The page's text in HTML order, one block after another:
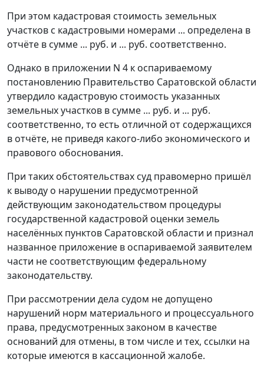
При этом кадастровая стоимость земельных
участков с кадастровыми номерами ... определена в
отчёте в сумме ... руб. и ... руб. соответственно.
Однако в приложении N 4 к оспариваемому
постановлению Правительство Саратовской области
утвердило кадастровую стоимость указанных
земельных участков в сумме ... руб. и ... руб.
соответственно, то есть отличной от содержащихся
в отчёте, не приведя какого-либо экономического и
правового обоснования.
При таких обстоятельствах суд правомерно пришёл
к выводу о нарушении предусмотренной
действующим законодательством процедуры
государственной кадастровой оценки земель
населённых пунктов Саратовской области и признал
названное приложение в оспариваемой заявителем
части не соответствующим федеральному
законодательству.
При рассмотрении дела судом не допущено
нарушений норм материального и процессуального
права, предусмотренных законом в качестве
оснований для отмены, в том числе и тех, ссылки на
которые имеются в кассационной жалобе.